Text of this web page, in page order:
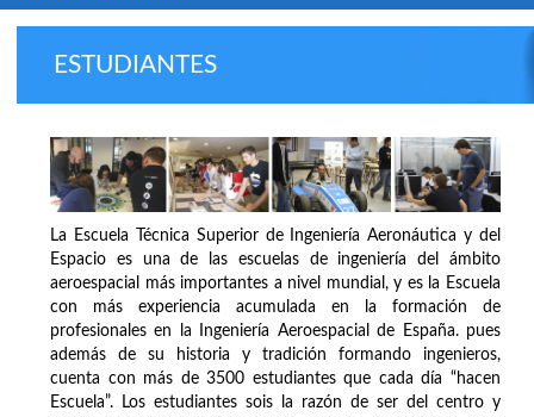
ESTUDIANTES
La Escuela Técnica Superior de Ingeniería Aeronáutica y del
Espacio es una de las escuelas de ingeniería del ámbito
aeroespacial más importantes a nivel mundial, y es la Escuela
con más experiencia acumulada en la formación de
profesionales en la Ingeniería Aeroespacial de España. pues
además de su historia y tradición formando ingenieros,
cuenta con más de 3500 estudiantes que cada día “hacen
Escuela”. Los estudiantes sois la razón de ser del centro y